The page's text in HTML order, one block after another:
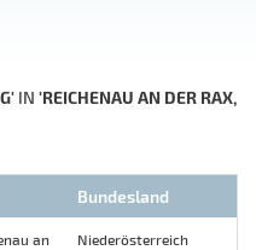
IN 'REICHENAU AN DER RAX,
Bundesland
an
Niederösterreich